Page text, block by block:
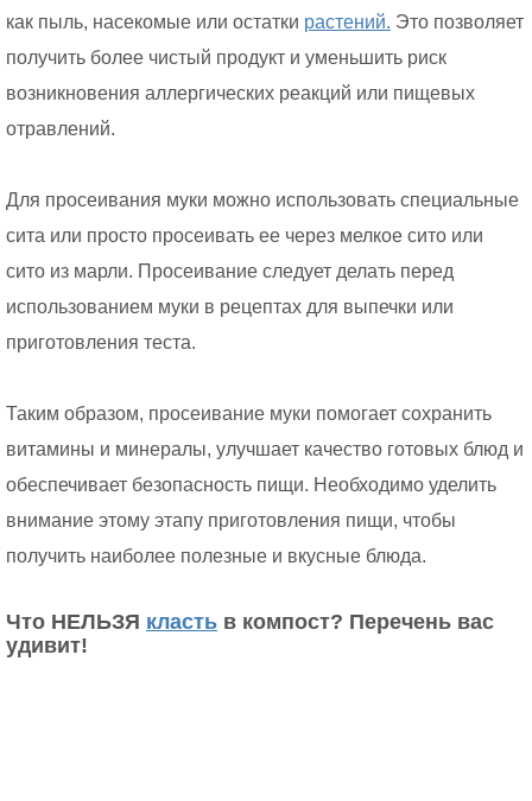
как пыль, насекомые или остатки растений. Это позволяет
получить более чистый продукт и уменьшить риск
возникновения аллергических реакций или пищевых
отравлений.
Для просеивания муки можно использовать специальные
сита или просто просеивать ее через мелкое сито или
сито из марли. Просеивание следует делать перед
использованием муки в рецептах для выпечки или
приготовления теста.
Таким образом, просеивание муки помогает сохранить
витамины и минералы, улучшает качество готовых блюд и
обеспечивает безопасность пищи. Необходимо уделить
внимание этому этапу приготовления пищи, чтобы
получить наиболее полезные и вкусные блюда.
Что НЕЛЬЗЯ класть в компост? Перечень вас
удивит!